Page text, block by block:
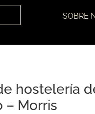
SOBRE
hostelería
– Morris